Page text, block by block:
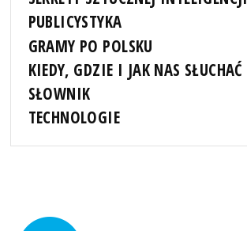
PUBLICYSTYKA
GRAMY PO POLSKU
KIEDY, GDZIE I JAK NAS SŁUCHAĆ
SŁOWNIK
TECHNOLOGIE